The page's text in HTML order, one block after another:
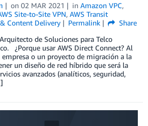
on 02 MAR 2021 in Amazon VPC,
Site-to-Site VPN, AWS Transit
Content Delivery Permalink
Share
de Soluciones para Telco
¿Porque usar AWS Direct Connect? Al
o un proyecto de migración a la
un diseño de red híbrido que será la
avanzados (analíticos, seguridad,